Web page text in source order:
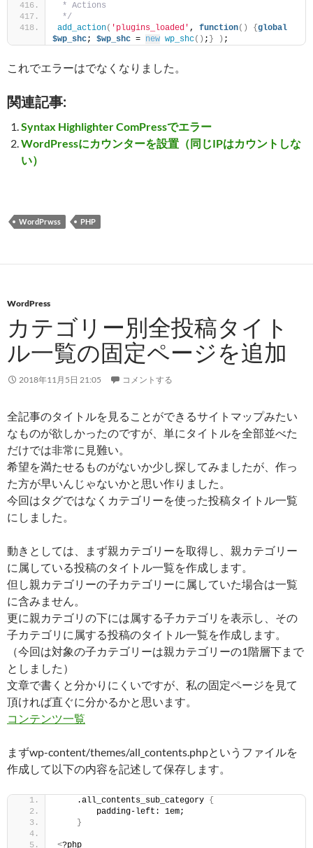
* Actions
*/
add_action( 'plugins_loaded' , function() { global
$wp_shc; $wp_shc = new wp_shc() ; } ) ;
これでエラーはでなくなりました。
関連記事:
Syntax Highlighter ComPressでエラー
WordPressにカウンターを設置（同じIPはカウントしな
い）
WordPrwss PHP
WordPress
カテゴリー別全投稿タイト
ル一覧の固定ページを追加
2018年11月5日 21:05 コメントする
全記事のタイトルを見ることができるサイトマップみたい
なものが欲しかったのですが、単にタイトルを全部並べた
だけでは非常に見難い。
希望を満たせるものがないか少し探してみましたが、作っ
た方が早いんじゃないかと思い作りました。
今回はタグではなくカテゴリーを使った投稿タイトル一覧
にしました。
動きとしては、まず親カテゴリーを取得し、親カテゴリー
に属している投稿のタイトル一覧を作成します。
但し親カテゴリーの子カテゴリーに属していた場合は一覧
に含みません。
更に親カテゴリの下には属する子カテゴリを表示し、その
子カテゴリに属する投稿のタイトル一覧を作成します。
（今回は対象の子カテゴリーは親カテゴリーの1階層下まで
としました）
文章で書くと分かりにくいですが、私の固定ページを見て
頂ければ直ぐに分かるかと思います。
コンテンツ一覧
まずwp-content/themes/all_contents.phpというファイルを
作成して以下の内容を記述して保存します。
    .all_contents_sub_category
{
        padding-left: 1em;
}
<?php